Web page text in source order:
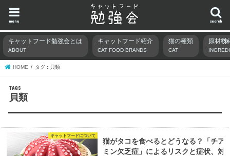
search
menu
キャットフード勉強会とは
ABOUT
キャットフード紹介
CAT FOOD BRANDS
猫の種類
CAT
原材料
HOME タグ : 貝類
貝類
キャットフードについて
猫がタコを食べるとどうなる？「チア
ミン欠乏症」によるリスクと症状、対